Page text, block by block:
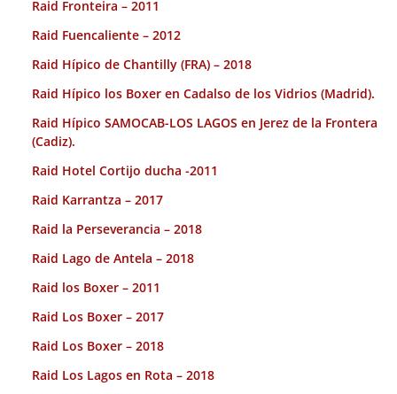
Raid Fronteira – 2011
Raid Fuencaliente – 2012
Raid Hípico de Chantilly (FRA) – 2018
Raid Hípico los Boxer en Cadalso de los Vidrios (Madrid).
Raid Hípico SAMOCAB-LOS LAGOS en Jerez de la Frontera
(Cadiz).
Raid Hotel Cortijo ducha -2011
Raid Karrantza – 2017
Raid la Perseverancia – 2018
Raid Lago de Antela – 2018
Raid los Boxer – 2011
Raid Los Boxer – 2017
Raid Los Boxer – 2018
Raid Los Lagos en Rota – 2018